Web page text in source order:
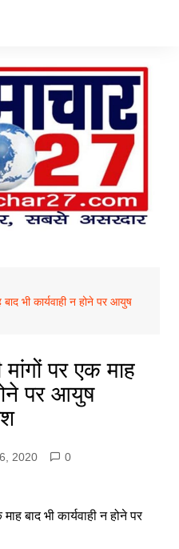
भी कार्यवाही न होने पर आयुष​
पर एक माह
पर आयुष​
2020
0